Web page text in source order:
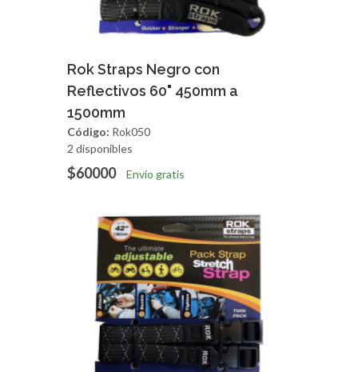
Agregar Vista Rapida
Rok Straps Negro con
Reflectivos 60" 450mm a
1500mm
Código: Rok050
2 disponibles
$60000 Envío gratis